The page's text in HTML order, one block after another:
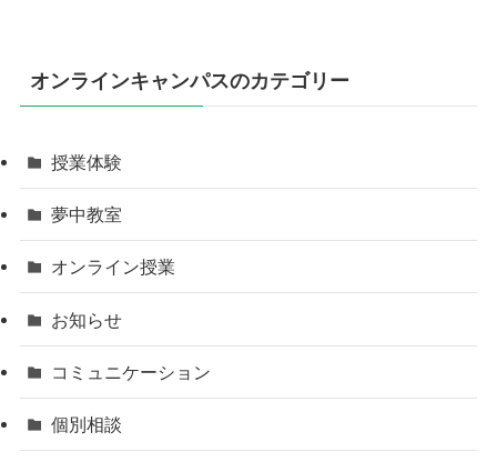
オンラインキャンパスのカテゴリー
授業体験
夢中教室
オンライン授業
お知らせ
コミュニケーション
個別相談